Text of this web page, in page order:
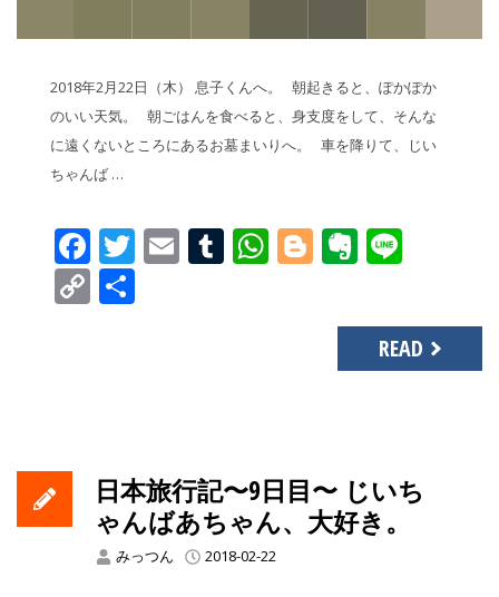
2018年2月22日（木） 息子くんへ。 朝起きると、ぽかぽか
のいい天気。 朝ごはんを食べると、身支度をして、そんな
に遠くないところにあるお墓まいりへ。 車を降りて、じい
ちゃんば …
Facebook
Twitter
EmailTumblr
WhatsApp
Blogger
Copy
READ
日本旅行記〜9日目〜 じいち
ゃんばあちゃん、大好き。
みっつん 2018-02-22